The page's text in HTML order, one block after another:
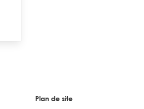
Plan de site